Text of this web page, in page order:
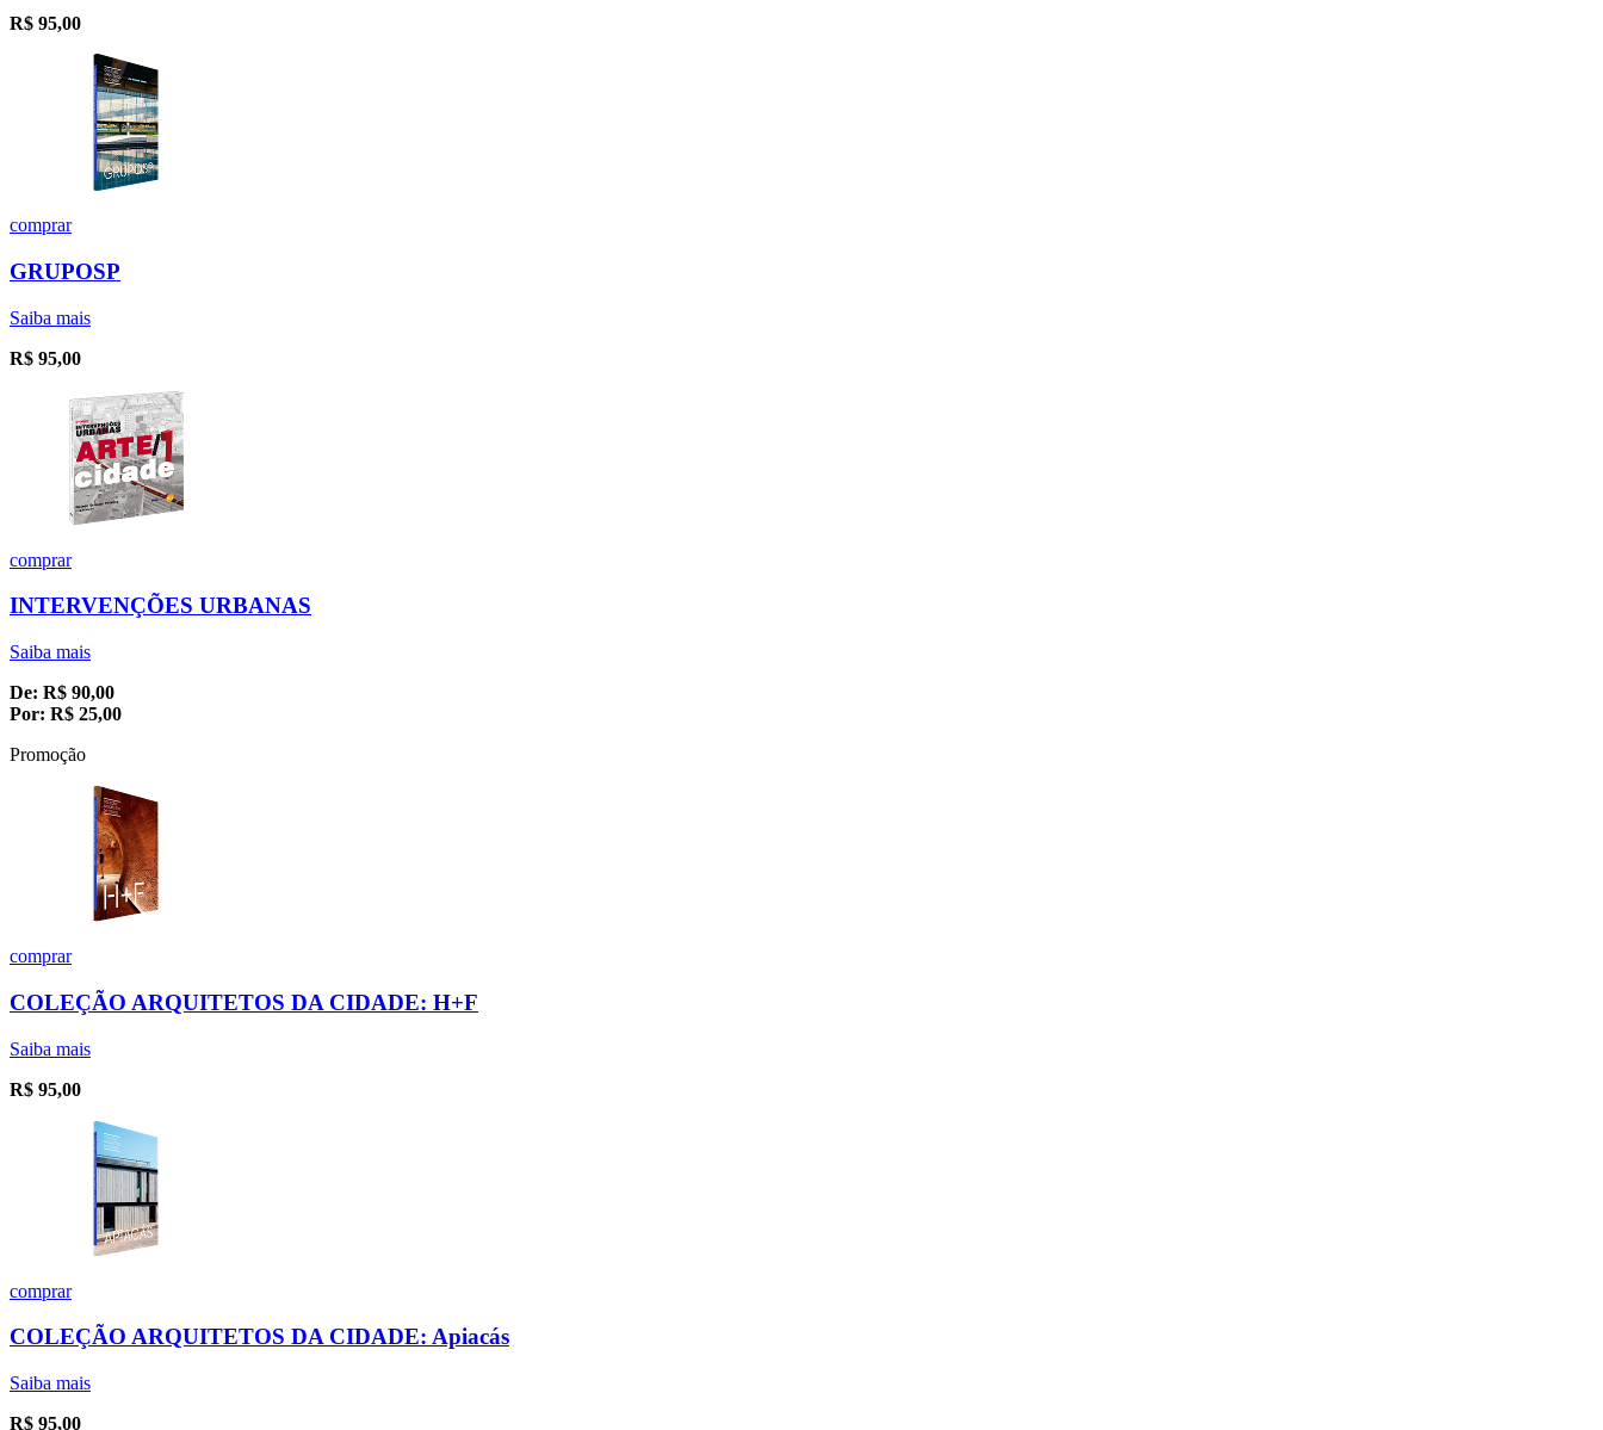
R$ 95,00
comprar
GRUPOSP
Saiba mais
R$ 95,00
comprar
INTERVENÇÕES URBANAS
Saiba mais
De: R$ 90,00
Por: R$ 25,00
Promoção
comprar
COLEÇÃO ARQUITETOS DA CIDADE: H+F
Saiba mais
R$ 95,00
comprar
COLEÇÃO ARQUITETOS DA CIDADE: Apiacás
Saiba mais
R$ 95,00